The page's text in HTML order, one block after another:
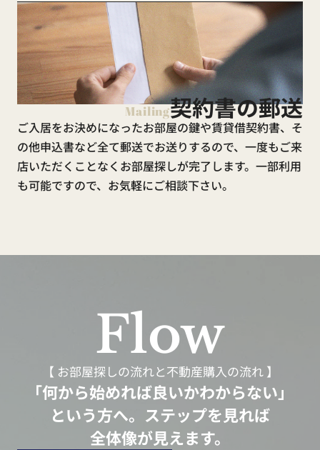
Mailing契約書の郵送
ご入居をお決めになったお部屋の鍵や賃貸借契約書、そ
の他申込書など全て郵送でお送りするので、一度もご来
店いただくことなくお部屋探しが完了します。一部利用
も可能ですので、お気軽にご相談下さい。
Flow
【 お部屋探しの流れと不動産購入の流れ 】
「何から始めれば良いかわからない」
という方へ。ステップを見れば
全体像が見えます。